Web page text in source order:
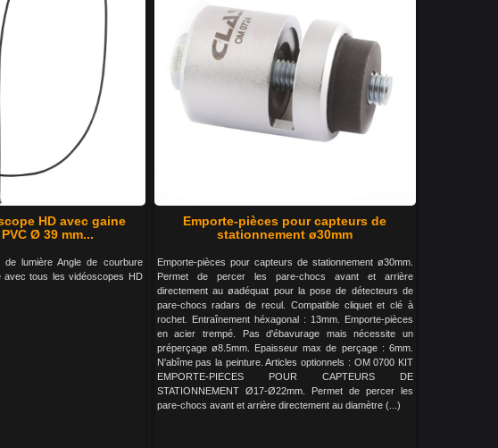
HD avec gaine
Ø 39 mm...
lumière Angle de courbure
avec tous les vidéoscopes HD
Emporte-pièces pour capteurs de
stationnement ø30mm
Emporte-pièces pour capteurs de stationnement ø30mm.
Permet de percer les pare-chocs avant et arrière
directement au øadéquat pour la pose de détecteurs de
pare-chocs radars de recul. Compatible cliquet et clé à
rochet. Entraînement héxagonal : 13mm. Emporte-pièces
en acier trempé. Pas d'ébavurage mais nécessite un
préperçage ø8.5mm. Epaisseur max de perçage : 6mm.
N'abîme pas la peinture. Articles optionnels : OM 0700 KIT
EMPORTE-PIECES POUR CAPTEURS DE
STATIONNEMENT Ø17-Ø22mm. Permet de percer les
pare-chocs avant et arrière directement au diamètre (...)